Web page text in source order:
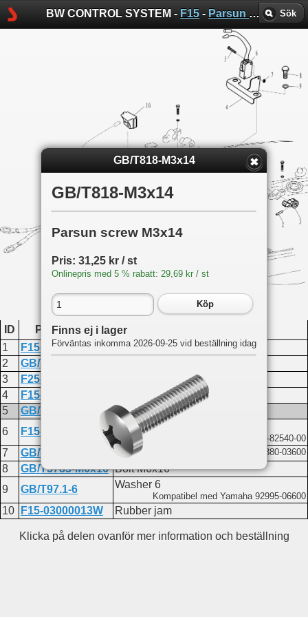
BW CONTROL SYSTEM - F15 - Parsun sprängskisser Sök
ID Produktkod
1
F15-05000100BW Start switch assembly
2
GB/T879.2-3x20
3
F25-03030005W
Starter rocker C
4
F15-05000300BW
Inching switch plate
5
GB/T818-M3x14
Screw M3x14
6
F15-13000800W Inching switch
Kompatibel med Yamaha 703-82540-00
7 GB/T6170-M3 Nut M3 Kompatibel med Yamaha 95380-03600
8 GB/T5783-M6x16 Bolt M6x16
9
GB/T97.1-6 Washer 6
Kompatibel med Yamaha 92995-06600
10 F15-03000013W Rubber jam
Klicka på delen ovanför mer information och beställning
GB/T818-M3x14
GB/T818-M3x14
Parsun screw M3x14
Pris: 31,25 kr / st
Onlinepris med 5 % rabatt: 29,69 kr / st
Köp
Finns ej i lager
Förväntas inkomma 2026-09-25 vid beställning idag
Du hittar delen på följande sidor:
F9.8
F15